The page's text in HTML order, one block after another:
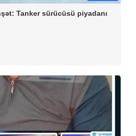
Tanker sürücüsü piyadanı